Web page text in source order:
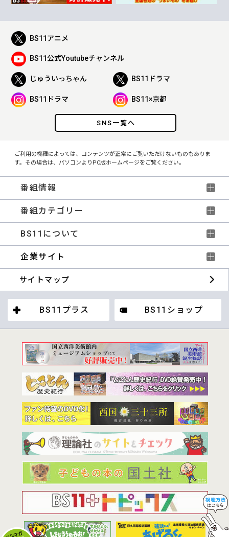
SNS一覧へ
BS11アニメ
BS11公式Youtubeチャンネル
じゅういっちゃん BS11ドラマ
BS11ドラマ BS11×京都
ご利用の機種によっては、コンテンツが正常にご覧いただけないものもありま
す。その場合は、パソコンよりPC版ホームページをご覧ください。
番組情報
番組カテゴリー
BS11について
企業サイト
サイトマップ
BS11プラス BS11ショップ